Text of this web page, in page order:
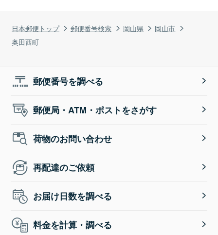
日本郵便トップ 郵便番号検索 岡山県
岡山市
奥田西町
郵便番号を調べる
郵便局・ATM・ポストをさがす
荷物のお問い合わせ
再配達のご依頼
お届け日数を調べる
料金を計算・調べる